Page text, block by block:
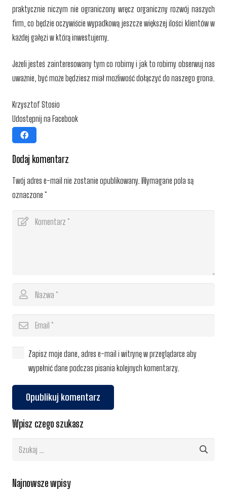
praktycznie niczym nie ograniczony wręcz organiczny rozwój naszych
firm, co będzie oczywiście wypadkową jeszcze większej ilości klientów w
każdej gałęzi w którą inwestujemy.
Jeżeli jesteś zainteresowany tym co robimy i jak to robimy obserwuj nas
uważnie, być może będziesz miał możliwość dołączyć do naszego grona.
Krzysztof Stosio
Udostępnij na Facebook
Dodaj komentarz
Twój adres e-mail nie zostanie opublikowany. Wymagane pola są
oznaczone *
Zapisz moje dane, adres e-mail i witrynę w przeglądarce aby
wypełnić dane podczas pisania kolejnych komentarzy.
Opublikuj komentarz
Wpisz czego szukasz
Szukaj:
Najnowsze wpisy